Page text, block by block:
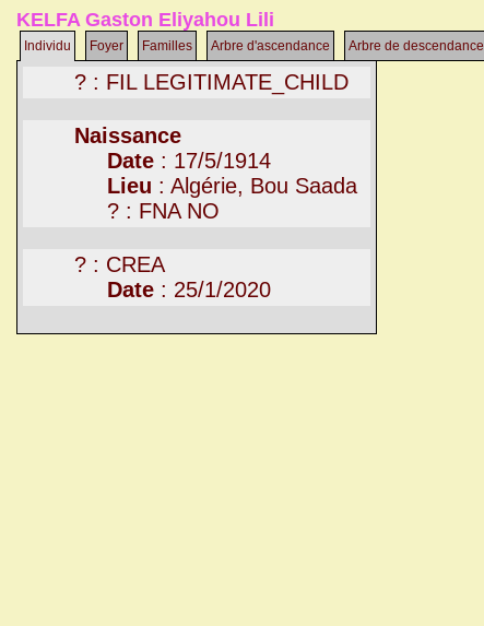
KELFA Gaston Eliyahou Lili
Individu Foyer Familles Arbre d'ascendance Arbre de descendance
? : FIL LEGITIMATE_CHILD
Naissance
Date : 17/5/1914
Lieu : Algérie, Bou Saada
? : FNA NO
? : CREA
Date : 25/1/2020